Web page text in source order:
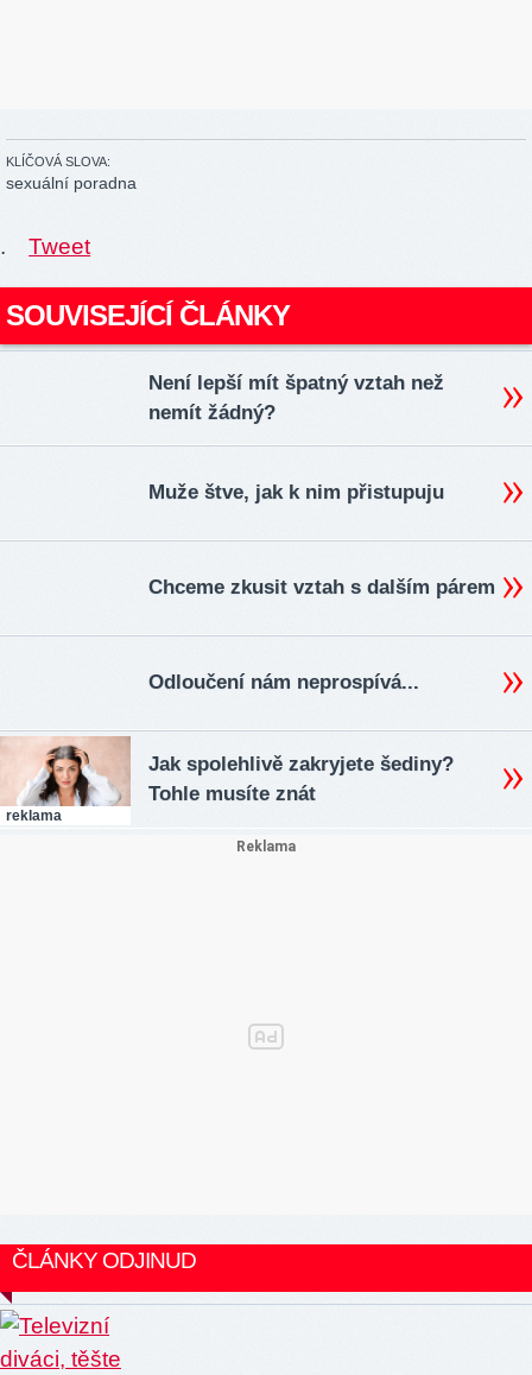
KLÍČOVÁ SLOVA:
sexuální poradna
. Tweet
SOUVISEJÍCÍ ČLÁNKY
Není lepší mít špatný vztah než
nemít žádný?
Muže štve, jak k nim přistupuju
Chceme zkusit vztah s dalším párem
Odloučení nám neprospívá...
reklama
Jak spolehlivě zakryjete šediny?
Tohle musíte znát
ČLÁNKY ODJINUD